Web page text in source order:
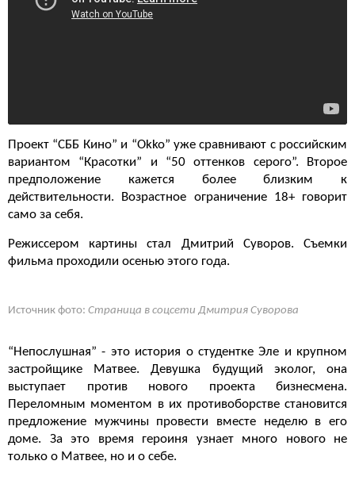
Проект “СББ Кино” и “Okko” уже сравнивают с российским
вариантом “Красотки” и “50 оттенков серого”. Второе
предположение кажется более близким к
действительности. Возрастное ограничение 18+ говорит
само за себя.
Режиссером картины стал Дмитрий Суворов. Съемки
фильма проходили осенью этого года.
Источник фото: Страница в соцсети Дмитрия Суворова
“Непослушная” - это история о студентке Эле и крупном
застройщике Матвее. Девушка будущий эколог, она
выступает против нового проекта бизнесмена.
Переломным моментом в их противоборстве становится
предложение мужчины провести вместе неделю в его
доме. За это время героиня узнает много нового не
только о Матвее, но и о себе.